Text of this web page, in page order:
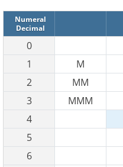
Numeral
Decimal
0
1
M
2
MM
3
MMM
4
5
6